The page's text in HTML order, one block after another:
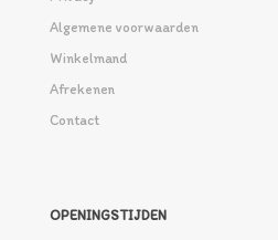
Algemene voorwaarden
Winkelmand
Afrekenen
Contact
OPENINGSTIJDEN